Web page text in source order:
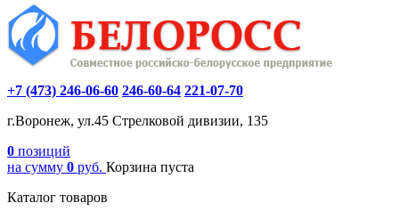
+7 (473) 246-06-60 246-60-64 221-07-70
г.Воронеж, ул.45 Стрелковой дивизии, 135
0 позиций
на сумму 0 руб. Корзина пуста
Каталог товаров